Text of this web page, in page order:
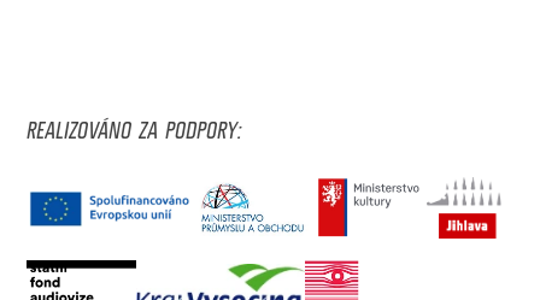
REALIZOVÁNO ZA PODPORY: